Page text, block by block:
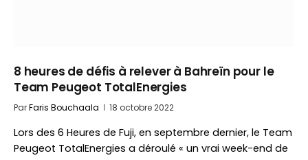
8 heures de défis à relever à Bahreïn pour le
Team Peugeot TotalEnergies
ParFaris Bouchaala 18 octobre 2022
Lors des 6 Heures de Fuji, en septembre dernier, le Team
Peugeot TotalEnergies a déroulé « un vrai week-end de